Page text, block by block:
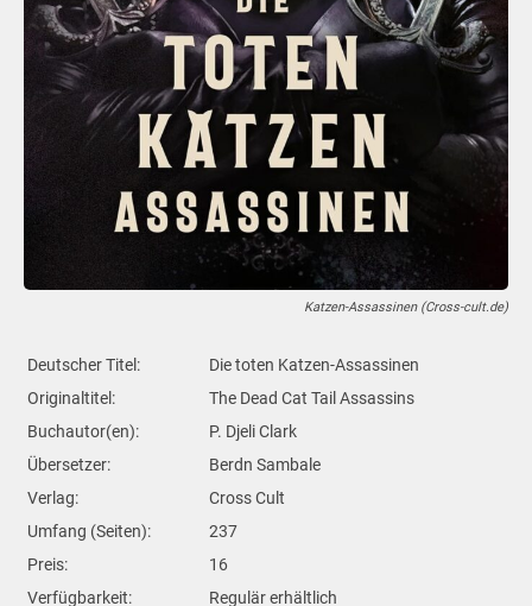
Katzen-Assassinen (Cross-cult.de)
Deutscher Titel:
Die toten Katzen-Assassinen
Originaltitel:
The Dead Cat Tail Assassins
Buchautor(en):
P. Djeli Clark
Übersetzer:
Berdn Sambale
Verlag:
Cross Cult
Umfang (Seiten):
237
Preis:
16
Verfügbarkeit:
Regulär erhältlich